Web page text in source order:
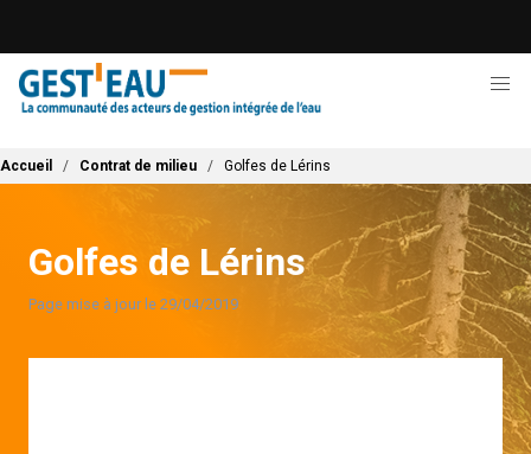
contenu
principal
Fil d'Ariane
Accueil Contrat de milieu Golfes de Lérins
Golfes de Lérins
Page mise à jour le 29/04/2019